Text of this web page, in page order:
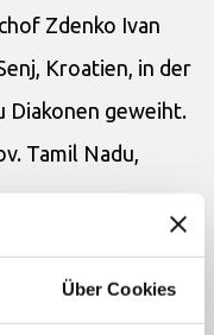
Über Cookies
Zdenko Ivan
Kroatien, in der
Diakonen geweiht.
Tamil Nadu,
+